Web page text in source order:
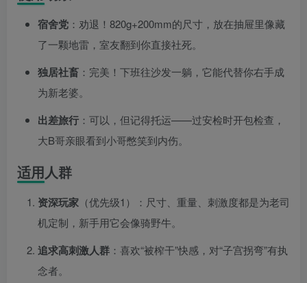
宿舍党 ：劝退！820g+200mm的尺寸，放在抽屉里像藏
了一颗地雷，室友翻到你直接社死。
独居社畜 ：完美！下班往沙发一躺，它能代替你右手成
为新老婆。
出差旅行 ：可以，但记得托运——过安检时开包检查，
大B哥亲眼看到小哥憋笑到内伤。
适用人群
资深玩家 （优先级1）：尺寸、重量、刺激度都是为老司
机定制，新手用它会像骑野牛。
追求高刺激人群 ：喜欢“被榨干”快感，对“子宫拐弯”有执
念者。